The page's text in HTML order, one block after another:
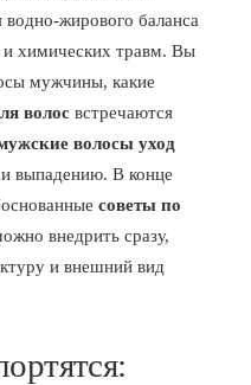
жирового баланса
и химических травм. Вы
мужчины, какие
волос встречаются
волосы уход
выпадению. В конце
советы по
внедрить сразу,
и внешний вид